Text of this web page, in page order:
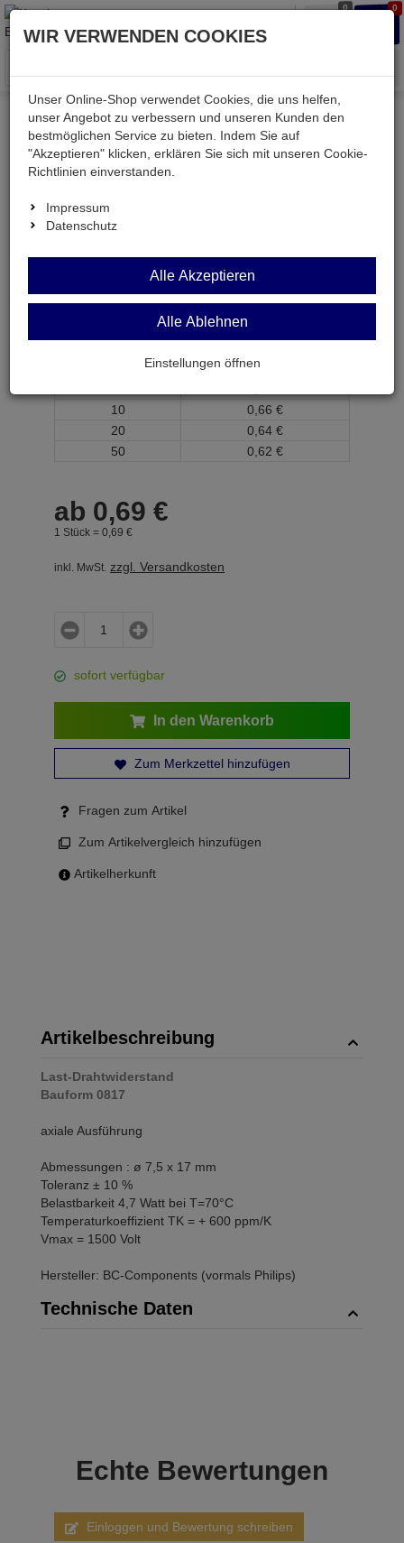
0 0
Menü
Weiter einkaufen Kessler electronic
passiv
Widerstände
AC05 3,9R
AC05 3,9R
Draht-Widerstand 3,9 Ohm 10% 4,7W BF 0817
ab Menge
Preis je Stück
10
0, 66 €
20
0, 64 €
50
0, 62 €
ab 0,69 €
1 Stück = 0, 69 €
inkl. MwSt. zzgl. Versandkosten
sofort verfügbar
In den Warenkorb
Zum Merkzettel hinzufügen
Fragen zum Artikel
Zum Artikelvergleich hinzufügen
Artikelherkunft
Artikelbeschreibung
Last-Drahtwiderstand
Bauform 0817
axiale Ausführung
Abmessungen : ø 7,5 x 17 mm
Toleranz ± 10 %
Belastbarkeit 4,7 Watt bei T=70°C
Temperaturkoeffizient TK = + 600 ppm/K
Vmax = 1500 Volt
Hersteller: BC-Components (vormals Philips)
Technische Daten
Echte Bewertungen
Einloggen und Bewertung schreiben
WIR VERWENDEN COOKIES
Unser Online-Shop verwendet Cookies, die uns helfen,
unser Angebot zu verbessern und unseren Kunden den
bestmöglichen Service zu bieten. Indem Sie auf
"Akzeptieren" klicken, erklären Sie sich mit unseren Cookie-
Richtlinien einverstanden.
Impressum
Datenschutz
Alle Akzeptieren
Alle Ablehnen
Einstellungen öffnen